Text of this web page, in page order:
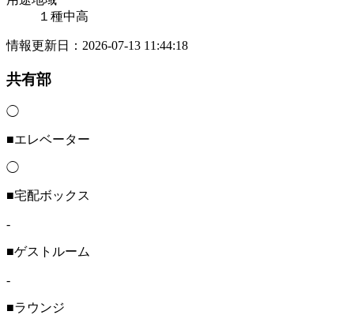
１種中高
情報更新日：2026-07-13 11:44:18
共有部
◯
■エレベーター
◯
■宅配ボックス
-
■ゲストルーム
-
■ラウンジ